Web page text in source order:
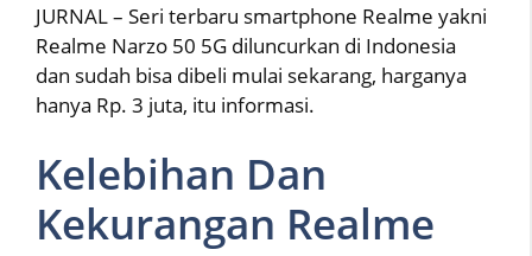
JURNAL – Seri terbaru smartphone Realme yakni
Realme Narzo 50 5G diluncurkan di Indonesia
dan sudah bisa dibeli mulai sekarang, harganya
hanya Rp. 3 juta, itu informasi.
Kelebihan Dan
Kekurangan Realme